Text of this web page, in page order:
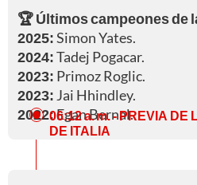
🏆 Últimos campeones de
2025:Simon Yates.
2024:Tadej Pogacar.
2023: Primoz Roglic.
2023: Jai Hhindley.
2022:Egan Bernal.
06:12 a. m.- PREVIA DE
DE ITALIA